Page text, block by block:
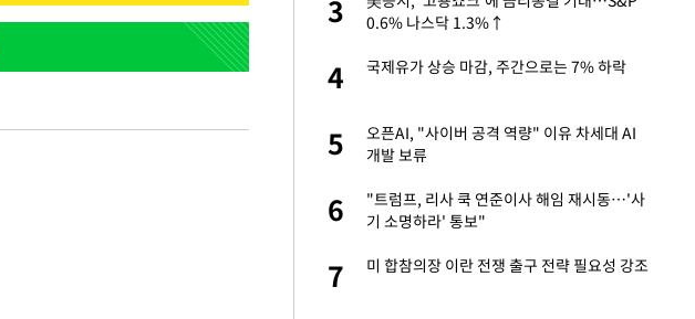
닥 1.3%↑
오세훈 "용산공원 아파트, 노무현·문재인 철
김도영·곽빈·안현민…오승환·니퍼트가 콕
3
0.6% 나스닥 1.3%↑
4 국제유가 상승 마감, 주간으로는 7% 하락
5
오픈AI, "사이버 공격 역량" 이유 차세대 AI
개발 보류
6
"트럼프, 리사 쿡 연준이사 해임 재시동…'사
기 소명하라' 통보"
7 미 합참의장 이란 전쟁 출구 전략 필요성 강조